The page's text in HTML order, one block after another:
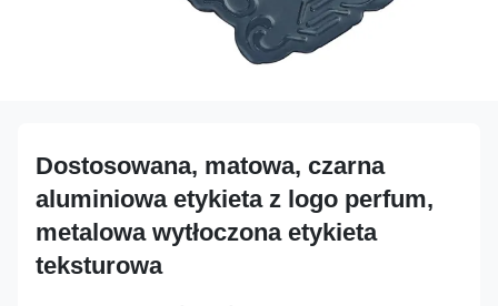
Dostosowana, matowa, czarna
aluminiowa etykieta z logo perfum,
metalowa wytłoczona etykieta
teksturowa